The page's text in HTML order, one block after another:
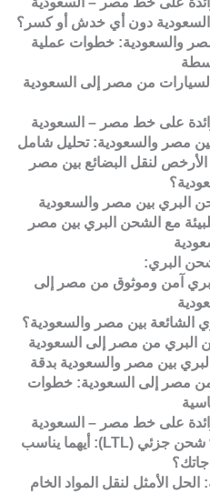
دون أي خدش أو كسر؟
مصر والسعودية: خطوات عملية
من مصر إلى السعودية
على خط مصر – السعودية
مصر والسعودية: تحليل شامل
الأرخص لنقل البضائع بين مصر
البري بين مصر والسعودية
مع الشحن البري بين مصر
البري:
بري آمن وموثوق من مصر إلى
الشائعة بين مصر والسعودية؟
البري من مصر إلى السعودية
بين مصر والسعودية بدقة
مصر إلى السعودية: خطوات
على خط مصر – السعودية
شحن حمولات كاملة (FTL) vs شحن جزئي (LTL): أيهما يناسب
الأمثل لنقل المواد الخام